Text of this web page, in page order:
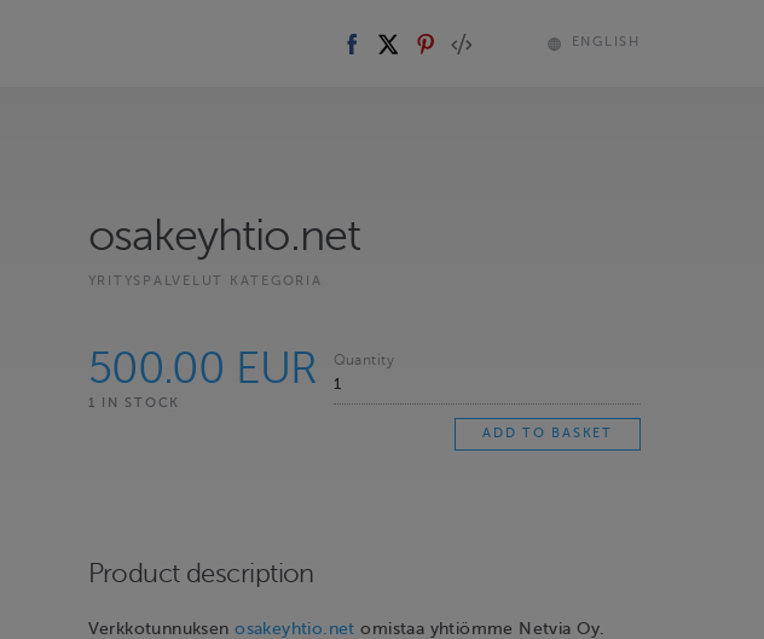
ENGLISH
osakeyhtio.net
YRITYSPALVELUT KATEGORIA
500.00 EUR
1 IN STOCK
Quantity
Product description
Verkkotunnuksenosakeyhtio.net omistaa yhtiömme Netvia Oy.